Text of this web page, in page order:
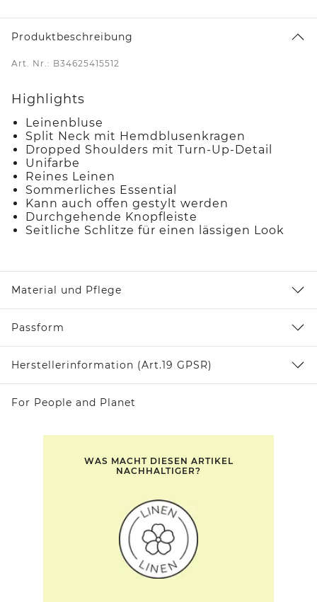
Produktbeschreibung
Art. Nr.: B34625415512
Highlights
Leinenbluse
Split Neck mit Hemdblusenkragen
Dropped Shoulders mit Turn-Up-Detail
Unifarbe
Reines Leinen
Sommerliches Essential
Kann auch offen gestylt werden
Durchgehende Knopfleiste
Seitliche Schlitze für einen lässigen Look
Material und Pflege
Passform
Herstellerinformation (Art.19 GPSR)
For People and Planet
WAS MACHT DIESEN ARTIKEL
NACHHALTIGER?